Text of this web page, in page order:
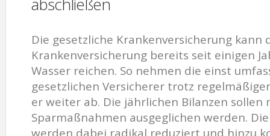
Die gesetzliche Krankenversicherung kann
Krankenversicherung bereits seit einigen
Wasser reichen. So nehmen die einst
gesetzlichen Versicherer trotz
er weiter ab. Die jährlichen Bilanzen sollen
Sparmaßnahmen ausgeglichen werden.
werden dabei radikal reduziert und hinzu